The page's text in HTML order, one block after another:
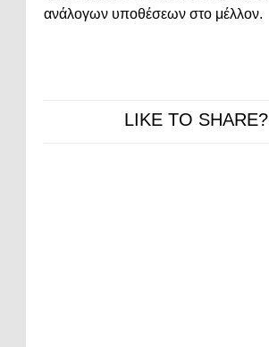
ανάλογων υποθέσεων στο μέλλον.
LIKE TO SHARE?